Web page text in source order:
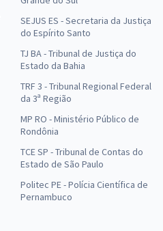
SEJUS ES - Secretaria da Justiça
do Espírito Santo
TJ BA - Tribunal de Justiça do
Estado da Bahia
TRF 3 - Tribunal Regional Federal
da 3ª Região
MP RO - Ministério Público de
Rondônia
TCE SP - Tribunal de Contas do
Estado de São Paulo
Politec PE - Polícia Científica de
Pernambuco